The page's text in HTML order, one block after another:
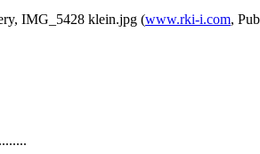
IMG_5428 klein.jpg (www.rki-i.com,